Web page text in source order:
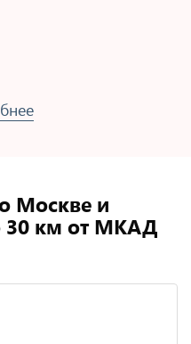
Москве и
30 км от МКАД